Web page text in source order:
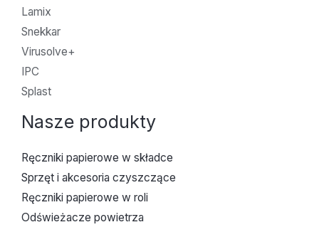
Lamix
Snekkar
Virusolve+
IPC
Splast
Nasze produkty
Ręczniki papierowe w składce
Sprzęt i akcesoria czyszczące
Ręczniki papierowe w roli
Odświeżacze powietrza